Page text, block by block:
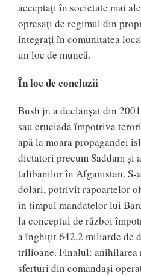
acceptați în societate mai
opresați de regimul din
integrați în comunitatea
un loc de muncă.
În loc de concluzii
Bush jr. a declanşat din
sau cruciada împotriva
apă la moara propagandei
dictatori precum Saddam și
talibanilor în Afganistan. S-
dolari, potrivit rapoartelor
în timpul mandatelor lui
la conceptul de război
a înghiţit 642,2 miliarde de
trilioane. Finalul: anihilarea
sferturi din comandași